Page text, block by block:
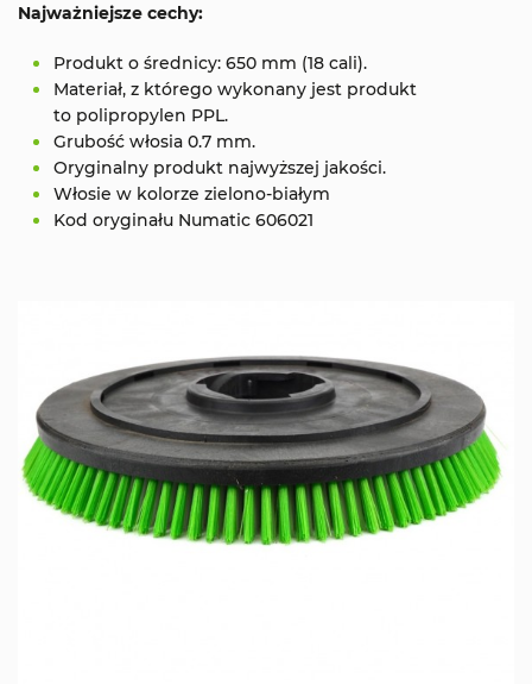
Najważniejsze cechy:
Produkt o średnicy: 650 mm (18 cali).
Materiał, z którego wykonany jest produkt
to polipropylen PPL.
Grubość włosia 0.7 mm.
Oryginalny produkt najwyższej jakości.
Włosie w kolorze zielono-białym
Kod oryginału Numatic 606021